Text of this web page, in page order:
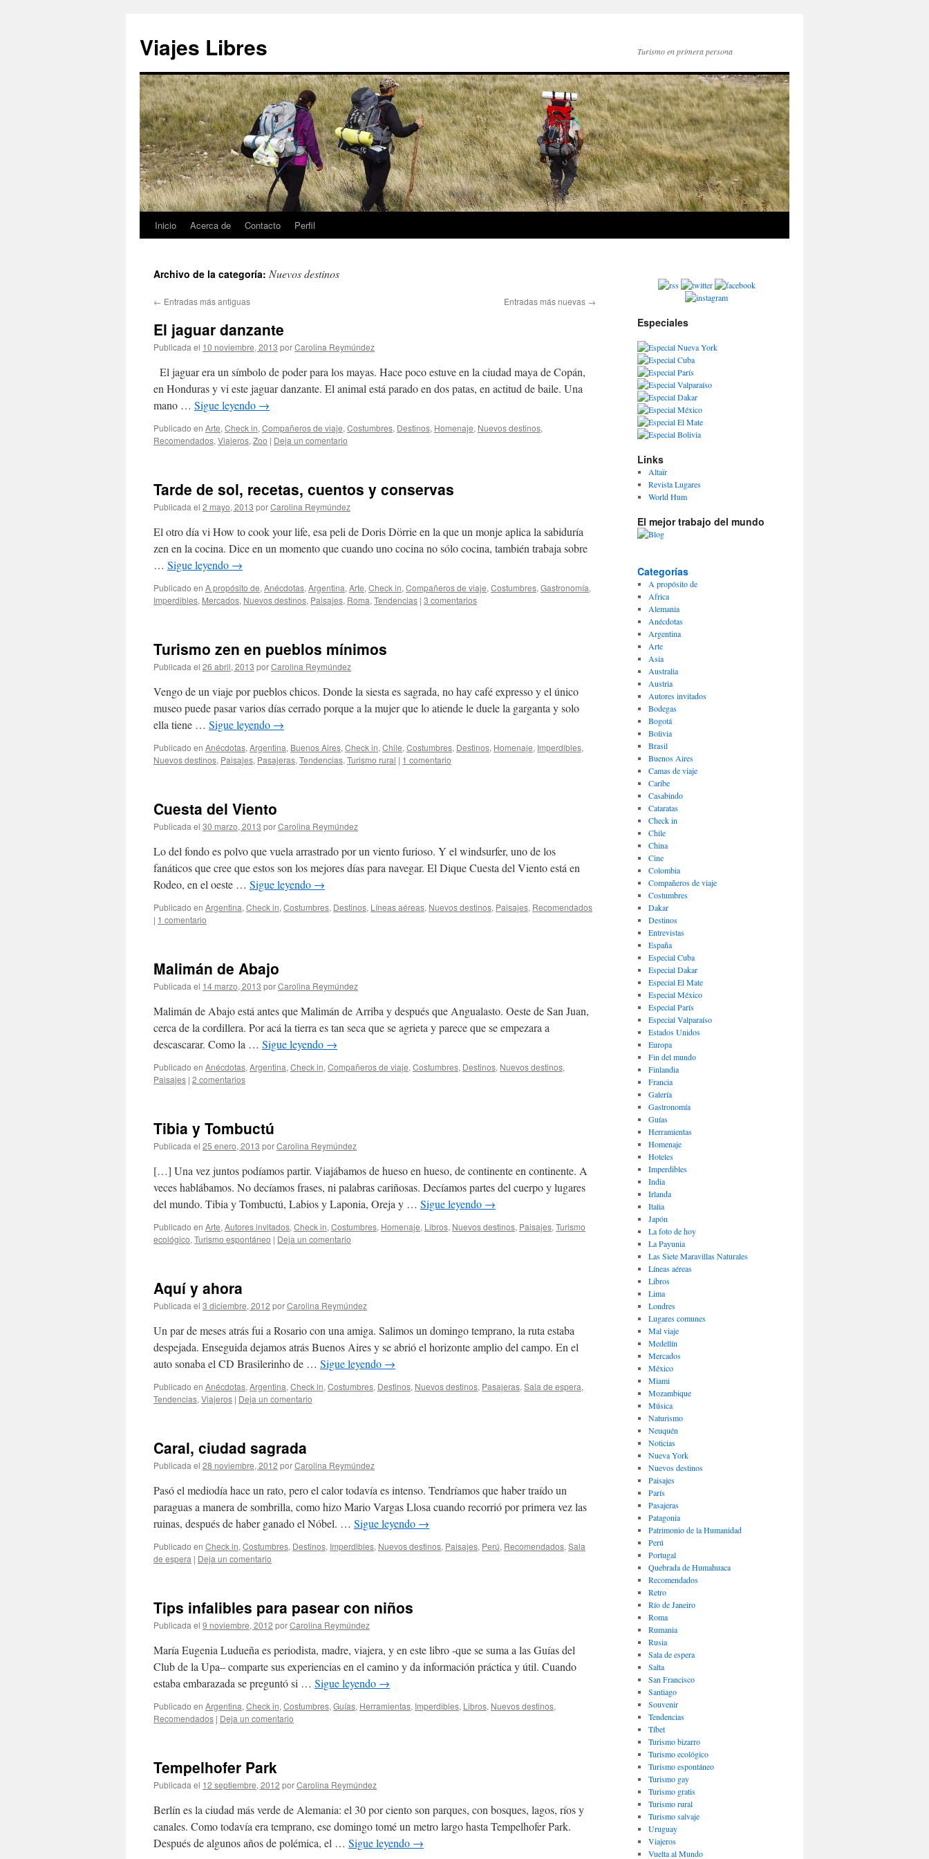
contenido
Viajes Libres Turismo en primera persona
Inicio Acerca de Contacto Perfil
Archivo de la categoría: Nuevos destinos
← Entradas más antiguas Entradas más nuevas →
El jaguar danzante
Publicada el 10 noviembre, 2013 porCarolina Reymúndez
El jaguar era un símbolo de poder para los mayas. Hace poco estuve en la ciudad maya de Copán,
en Honduras y vi este jaguar danzante. El animal está parado en dos patas, en actitud de baile. Una
mano … Sigue leyendo →
Publicado en Arte, Check in, Compañeros de viaje, Costumbres, Destinos, Homenaje, Nuevos destinos,
Recomendados, Viajeros, Zoo | Deja un comentario
Tarde de sol, recetas, cuentos y conservas
Publicada el 2 mayo, 2013 porCarolina Reymúndez
El otro día vi How to cook your life, esa peli de Doris Dörrie en la que un monje aplica la sabiduría
zen en la cocina. Dice en un momento que cuando uno cocina no sólo cocina, también trabaja sobre
… Sigue leyendo →
Publicado en A propósito de, Anécdotas, Argentina, Arte, Check in, Compañeros de viaje, Costumbres, Gastronomí­a,
Imperdibles, Mercados, Nuevos destinos, Paisajes, Roma, Tendencias | 3 comentarios
Turismo zen en pueblos mínimos
Publicada el 26 abril, 2013 porCarolina Reymúndez
Vengo de un viaje por pueblos chicos. Donde la siesta es sagrada, no hay café expresso y el único
museo puede pasar varios días cerrado porque a la mujer que lo atiende le duele la garganta y solo
ella tiene … Sigue leyendo →
Publicado en Anécdotas, Argentina, Buenos Aires, Check in, Chile, Costumbres, Destinos, Homenaje, Imperdibles,
Nuevos destinos, Paisajes, Pasajeras, Tendencias, Turismo rural | 1 comentario
Cuesta del Viento
Publicada el 30 marzo, 2013 porCarolina Reymúndez
Lo del fondo es polvo que vuela arrastrado por un viento furioso. Y el windsurfer, uno de los
fanáticos que cree que estos son los mejores días para navegar. El Dique Cuesta del Viento está en
Rodeo, en el oeste … Sigue leyendo →
Publicado en Argentina, Check in, Costumbres, Destinos, Lí­neas aéreas, Nuevos destinos, Paisajes, Recomendados
| 1 comentario
Malimán de Abajo
Publicada el 14 marzo, 2013 porCarolina Reymúndez
Malimán de Abajo está antes que Malimán de Arriba y después que Angualasto. Oeste de San Juan,
cerca de la cordillera. Por acá la tierra es tan seca que se agrieta y parece que se empezara a
descascarar. Como la … Sigue leyendo →
Publicado en Anécdotas, Argentina, Check in, Compañeros de viaje, Costumbres, Destinos, Nuevos destinos,
Paisajes | 2 comentarios
Tibia y Tombuctú
Publicada el 25 enero, 2013 porCarolina Reymúndez
[…] Una vez juntos podíamos partir. Viajábamos de hueso en hueso, de continente en continente. A
veces hablábamos. No decíamos frases, ni palabras cariñosas. Decíamos partes del cuerpo y lugares
del mundo. Tibia y Tombuctú, Labios y Laponia, Oreja y … Sigue leyendo →
Publicado en Arte, Autores invitados, Check in, Costumbres, Homenaje, Libros, Nuevos destinos, Paisajes, Turismo
ecológico, Turismo espontáneo | Deja un comentario
Aquí y ahora
Publicada el 3 diciembre, 2012 porCarolina Reymúndez
Un par de meses atrás fui a Rosario con una amiga. Salimos un domingo temprano, la ruta estaba
despejada. Enseguida dejamos atrás Buenos Aires y se abrió el horizonte amplio del campo. En el
auto sonaba el CD Brasilerinho de … Sigue leyendo →
Publicado en Anécdotas, Argentina, Check in, Costumbres, Destinos, Nuevos destinos, Pasajeras, Sala de espera,
Tendencias, Viajeros | Deja un comentario
Caral, ciudad sagrada
Publicada el 28 noviembre, 2012 porCarolina Reymúndez
Pasó el mediodía hace un rato, pero el calor todavía es intenso. Tendríamos que haber traído un
paraguas a manera de sombrilla, como hizo Mario Vargas Llosa cuando recorrió por primera vez las
ruinas, después de haber ganado el Nóbel. … Sigue leyendo →
Publicado en Check in, Costumbres, Destinos, Imperdibles, Nuevos destinos, Paisajes, Perú, Recomendados, Sala
de espera | Deja un comentario
Tips infalibles para pasear con niños
Publicada el 9 noviembre, 2012 porCarolina Reymúndez
María Eugenia Ludueña es periodista, madre, viajera, y en este libro -que se suma a las Guías del
Club de la Upa– comparte sus experiencias en el camino y da información práctica y útil. Cuando
estaba embarazada se preguntó si … Sigue leyendo →
Publicado en Argentina, Check in, Costumbres, Guías, Herramientas, Imperdibles, Libros, Nuevos destinos,
Recomendados | Deja un comentario
Tempelhofer Park
Publicada el 12 septiembre, 2012 porCarolina Reymúndez
Berlín es la ciudad más verde de Alemania: el 30 por ciento son parques, con bosques, lagos, ríos y
canales. Como todavía era temprano, ese domingo tomé un metro largo hasta Tempelhofer Park.
Después de algunos años de polémica, el … Sigue leyendo →
Especiales
Links
Altaïr
Revista Lugares
World Hum
El mejor trabajo del mundo
Categorías
A propósito de
Africa
Alemania
Anécdotas
Argentina
Arte
Asia
Australia
Austria
Autores invitados
Bodegas
Bogotá
Bolivia
Brasil
Buenos Aires
Camas de viaje
Caribe
Casabindo
Cataratas
Check in
Chile
China
Cine
Colombia
Compañeros de viaje
Costumbres
Dakar
Destinos
Entrevistas
España
Especial Cuba
Especial Dakar
Especial El Mate
Especial México
Especial París
Especial Valparaíso
Estados Unidos
Europa
Fin del mundo
Finlandia
Francia
Galería
Gastronomí­a
Guías
Herramientas
Homenaje
Hoteles
Imperdibles
India
Irlanda
Italia
Japón
La foto de hoy
La Payunia
Las Siete Maravillas Naturales
Lí­neas aéreas
Libros
Lima
Londres
Lugares comunes
Mal viaje
Medellín
Mercados
México
Miami
Mozambique
Música
Naturismo
Neuquén
Noticias
Nueva York
Nuevos destinos
Paisajes
Parí­s
Pasajeras
Patagonia
Patrimonio de la Humanidad
Perú
Portugal
Quebrada de Humahuaca
Recomendados
Retro
Río de Janeiro
Roma
Rumania
Rusia
Sala de espera
Salta
San Francisco
Santiago
Souvenir
Tendencias
Tíbet
Turismo bizarro
Turismo ecológico
Turismo espontáneo
Turismo gay
Turismo gratis
Turismo rural
Turismo salvaje
Uruguay
Viajeros
Vuelta al Mundo